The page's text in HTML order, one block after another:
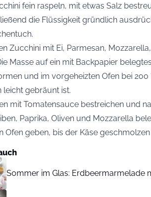
fein raspeln, mit etwas Salz
die Flüssigkeit gründlich
Zucchini mit Ei, Parmesan,
Masse auf ein mit Backpapier
und im vorgeheizten Ofen bei 200
leicht gebräunt ist.
mit Tomatensauce bestreichen und
Paprika, Oliven und Mozzarella
Ofen geben, bis der Käse geschmolzen
Sommer im Glas: Erdbeermarmelade